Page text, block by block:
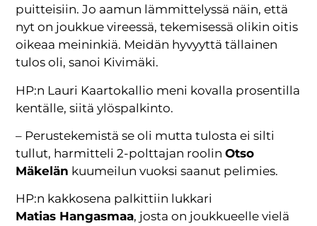
puitteisiin. Jo aamun lämmittelyssä näin, että
nyt on joukkue vireessä, tekemisessä olikin oitis
oikeaa meininkiä. Meidän hyvyyttä tällainen
tulos oli, sanoi Kivimäki.
HP:n Lauri Kaartokallio meni kovalla prosentilla
kentälle, siitä ylöspalkinto.
– Perustekemistä se oli mutta tulosta ei silti
tullut, harmitteli 2-polttajan roolinOtso
Mäkelän kuumeilun vuoksi saanut pelimies.
HP:n kakkosena palkittiin lukkari
Matias Hangasmaa, josta on joukkueelle vielä